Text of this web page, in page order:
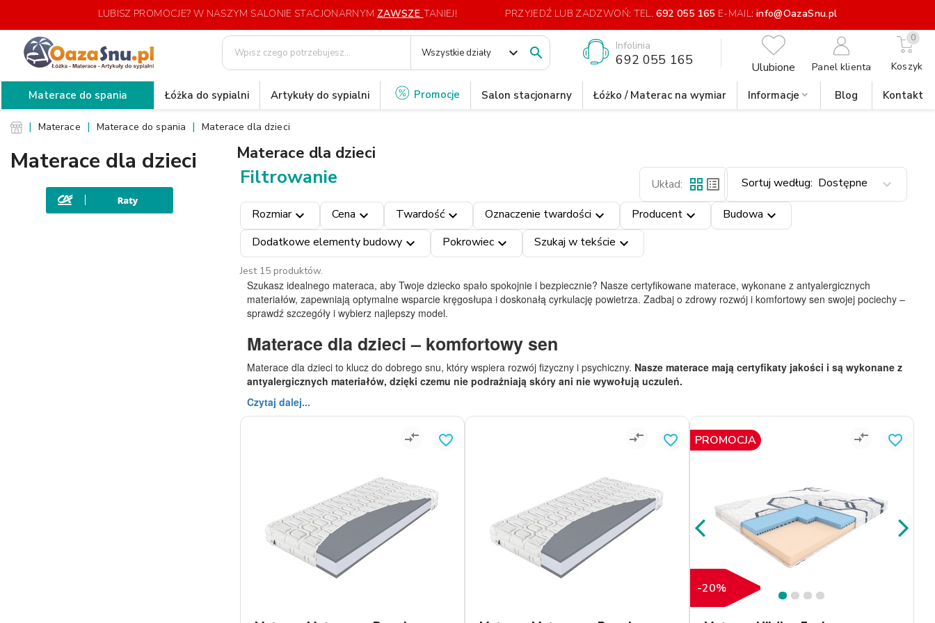
LUBISZ PROMOCJE? W NASZYM SALONIE STACJONARNYM ZAWSZE TANIEJ! PRZYJEDŹ LUB ZADZWOŃ: TEL. 692 055 165 E-MAIL: info@OazaSnu.pl
Wszystkie działy expand_more  Infolinia
692 055 165 Panel klienta
0
Koszyk
Ulubione
Materace do spania Łóżka do sypialni Artykuły do sypialni Promocje Salon stacjonarny Łóżko / Materac na wymiar Informacje Blog Kontakt
Materace Materace do spania Materace dla dzieci
Materace dla dzieci Materace dla dzieci
Filtrowanie Układ: grid_view list_alt Sortuj według: Dostępne expand_more
Rozmiarexpand_more Cena expand_more Twardośćexpand_more Oznaczenie twardości expand_more Producentexpand_more Budowa expand_more
Dodatkowe elementy budowyexpand_more Pokrowiecexpand_more Szukaj w tekście expand_more
Jest 15 produktów.
Szukasz idealnego materaca, aby Twoje dziecko spało spokojnie i bezpiecznie? Nasze certyfikowane materace, wykonane z antyalergicznych
materiałów, zapewniają optymalne wsparcie kręgosłupa i doskonałą cyrkulację powietrza. Zadbaj o zdrowy rozwój i komfortowy sen swojej pociechy –
sprawdź szczegóły i wybierz najlepszy model.
Materace dla dzieci – komfortowy sen
Materace dla dzieci to klucz do dobrego snu, który wspiera rozwój fizyczny i psychiczny. Nasze materace mają certyfikaty jakości i są wykonane z
antyalergicznych materiałów, dzięki czemu nie podrażniają skóry ani nie wywołują uczuleń.
Czytaj dalej...
compare_arrows favorite_border compare_arrows favorite_border compare_arrows
PROMOCJA
-20%
favorite_border